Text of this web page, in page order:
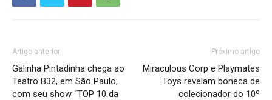
Artigo anterior
Galinha Pintadinha chega ao
Teatro B32, em São Paulo,
com seu show “TOP 10 da
Próximo artigo
Miraculous Corp e Playmates
Toys revelam boneca de
colecionador do 10º